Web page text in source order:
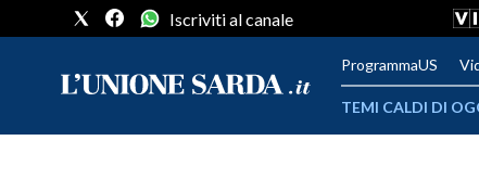
Iscriviti al canale
ProgrammaUS
TEMI CALDI DI